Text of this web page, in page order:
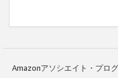
Amazonアソシエイト・プロ